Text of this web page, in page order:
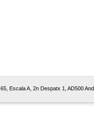
Escala A, 2n Despatx 1, AD500